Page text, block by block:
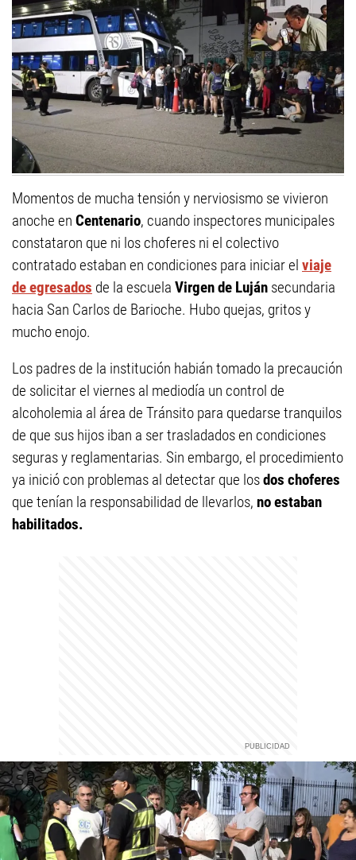
Momentos de mucha tensión y nerviosismo se vivieron
anoche en Centenario, cuando inspectores municipales
constataron que ni los choferes ni el colectivo
contratado estaban en condiciones para iniciar el viaje
de egresados de la escuela Virgen de Luján secundaria
hacia San Carlos de Barioche. Hubo quejas, gritos y
mucho enojo.
Los padres de la institución habián tomado la precaución
de solicitar el viernes al mediodía un control de
alcoholemia al área de Tránsito para quedarse tranquilos
de que sus hijos iban a ser trasladados en condiciones
seguras y reglamentarias. Sin embargo, el procedimiento
ya inició con problemas al detectar que losdos choferes
que tenían la responsabilidad de llevarlos, no estaban
habilitados.